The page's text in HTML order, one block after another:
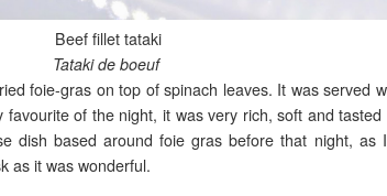
Beef fillet tataki
Tataki de boeuf
foie-gras on top of spinach leaves. It was served
of the night, it was very rich, soft and
dish based around foie gras before that night, as
as it was wonderful.